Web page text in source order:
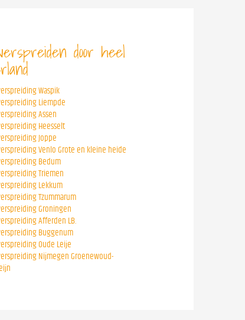
door heel
Waspik
Liempde
Assen
Heesselt
Joppe
Venlo Grote en kleine heide
Bedum
Triemen
Lekkum
Tzummarum
Groningen
Afferden LB.
Buggenum
Oude Leije
Nijmegen Groenewoud-